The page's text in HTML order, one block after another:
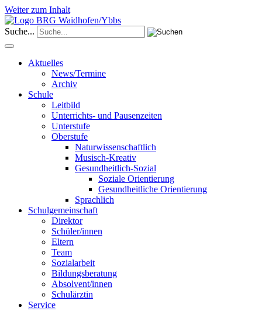
Weiter zum Inhalt
Suche...
Aktuelles
News/Termine
Archiv
Schule
Leitbild
Unterrichts- und Pausenzeiten
Unterstufe
Oberstufe
Naturwissenschaftlich
Musisch-Kreativ
Gesundheitlich-Sozial
Soziale Orientierung
Gesundheitliche Orientierung
Sprachlich
Schulgemeinschaft
Direktor
Schüler/innen
Eltern
Team
Sozialarbeit
Bildungsberatung
Absolvent/innen
Schulärztin
Service